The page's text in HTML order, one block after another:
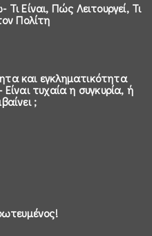
Είναι, Πώς Λειτουργεί, Τι
Πολίτη
και εγκληματικότητα
τυχαία η συγκυρία, ή
;